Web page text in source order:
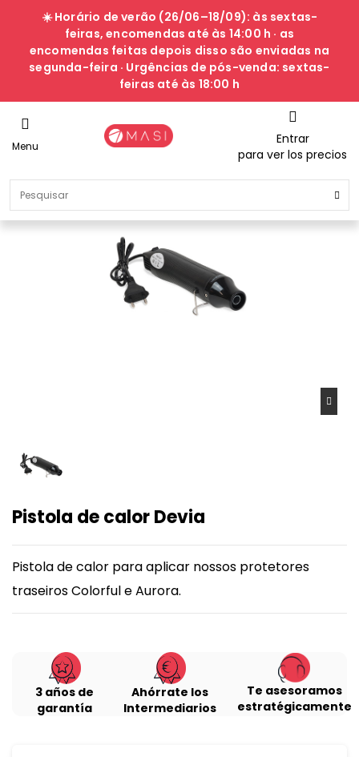
☀️ Horário de verão (26/06–18/09): às sextas-
feiras, encomendas até às 14:00 h · as
encomendas feitas depois disso são enviadas na
segunda-feira · Urgências de pós-venda: sextas-
feiras até às 18:00 h
Menu
Entrar
para ver los precios
Pistola de calor Devia
Pistola de calor para aplicar nossos protetores
traseiros Colorful e Aurora.
3 años de
garantía
Ahórrate los
Intermediarios
Te asesoramos
estratégicamente